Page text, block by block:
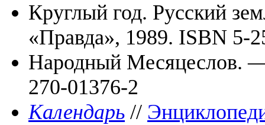
Круглый год. Русский
«Правда», 1989. ISBN 5-
Народный Месяцеслов.
270-01376-2
Календарь //